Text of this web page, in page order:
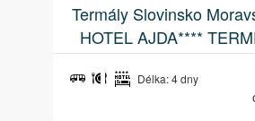
Termály Slovinsko
HOTEL AJDA****
dny v luxusních
Délka: 4 dny